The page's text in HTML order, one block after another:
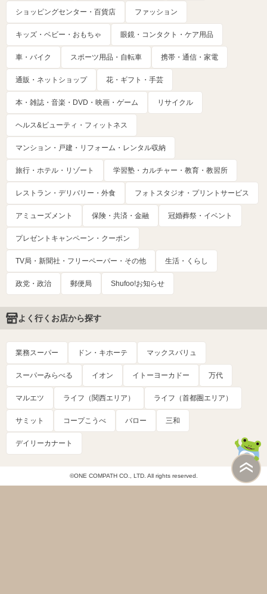
ショッピングセンター・百貨店 ファッション
キッズ・ベビー・おもちゃ 眼鏡・コンタクト・ケア用品
車・バイク スポーツ用品・自転車 携帯・通信・家電
通販・ネットショップ 花・ギフト・手芸
本・雑誌・音楽・DVD・映画・ゲーム リサイクル
ヘルス&ビューティ・フィットネス
マンション・戸建・リフォーム・レンタル収納
旅行・ホテル・リゾート 学習塾・カルチャー・教育・教習所
レストラン・デリバリー・外食 フォトスタジオ・プリントサービス
アミューズメント 保険・共済・金融 冠婚葬祭・イベント
プレゼントキャンペーン・クーポン
TV局・新聞社・フリーペーパー・その他 生活・くらし
政党・政治 郵便局 Shufoo!お知らせ
よく行くお店から探す
業務スーパー ドン・キホーテ マックスバリュ
スーパーみらべる イオン イトーヨーカドー 万代
マルエツ ライフ（関西エリア） ライフ（首都圏エリア）
サミット コープこうべ バロー 三和
デイリーカナート
©ONE COMPATH CO., LTD. All rights reserved.